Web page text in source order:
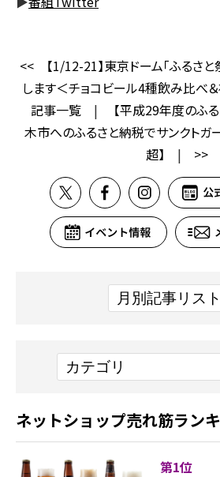
<<
【1/12-21】東京ドーム「ふるさ
します＜チョコビール4種飲み比べ
記事一覧|
【平成29年度のふ
木市へのふるさと納税でサンクトガ
超】 | >>
ネットショップ売れ筋ラン
第1位